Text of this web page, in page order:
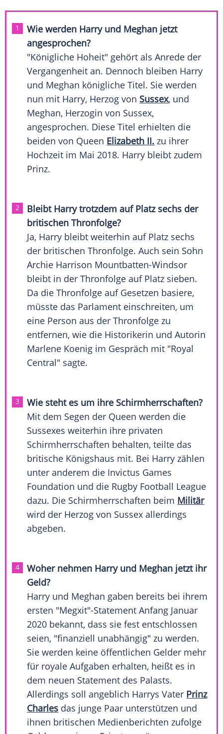
Wie werden Harryund Meghan jetzt
angesprochen?
"Königliche Hoheit" gehört als Anrede der
Vergangenheit an. Dennoch bleiben Harry
und Meghan königliche Titel. Sie werden
nun mit Harry, Herzog von Sussex, und
Meghan, Herzogin von Sussex,
angesprochen. Diese Titel erhielten die
beiden von Queen Elizabeth II. zu ihrer
Hochzeit im Mai 2018. Harry bleibt zudem
Prinz.
Bleibt Harry trotzdem auf Platz sechs der
britischen Thronfolge?
Ja, Harry bleibt weiterhin auf Platz sechs
der britischenThronfolge. Auch sein Sohn
Archie Harrison Mountbatten-Windsor
bleibt in der Thronfolge auf Platz sieben.
Da die Thronfolge auf Gesetzen basiere,
müsste das Parlament einschreiten, um
eine Person aus der Thronfolge zu
entfernen, wie die Historikerin und Autorin
Marlene Koenig im Gespräch mit "Royal
Central" sagte.
Wie steht es um ihre Schirmherrschaften?
Mit dem Segen der Queen werden die
Sussexes weiterhin ihre privaten
Schirmherrschaften behalten, teilte das
britische Königshaus mit. Bei Harry zählen
unter anderem die Invictus Games
Foundation und die Rugby Football League
dazu. Die Schirmherrschaften beim Militär
wird der Herzog von Sussex allerdings
abgeben.
Woher nehmen Harryund Meghan jetzt ihr
Geld?
Harry und Meghan gaben bereits bei ihrem
ersten "Megxit"-Statement Anfang Januar
2020 bekannt, dass sie fest entschlossen
seien, "finanziell unabhängig" zu werden.
Sie werden keine öffentlichen Gelder mehr
für royale Aufgaben erhalten, heißt es in
dem neuen Statement des Palasts.
Allerdings soll angeblich Harrys Vater Prinz
Charles das junge Paar unterstützen und
ihnen britischen Medienberichten zufolge